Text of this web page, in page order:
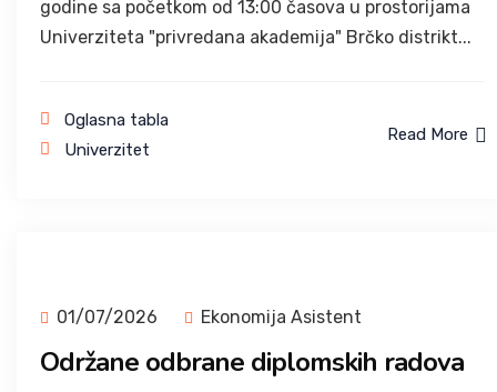
godine sa početkom od 13:00 časova u prostorijama
Univerziteta "privredana akademija" Brčko distrikt...
Oglasna tabla
Univerzitet
Read More
01/07/2026 Ekonomija Asistent
Održane odbrane diplomskih radova